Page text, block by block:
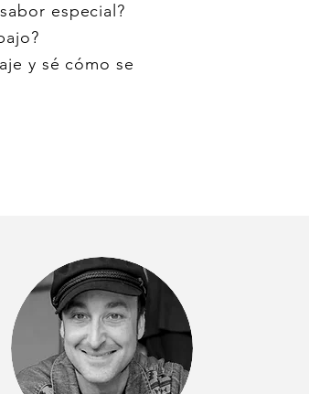
especial?
y sé cómo se